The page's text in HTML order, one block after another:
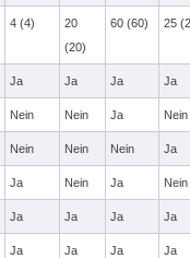
4 (4)
20
(20)
60 (60) 25
Ja Ja Ja Ja
Nein Nein Ja Nein
Nein Nein Nein Ja
Ja Nein Ja Nein
Ja Ja Ja Ja
Ja Ja Ja Ja